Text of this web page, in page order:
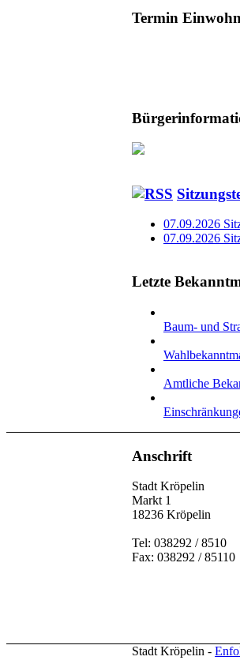
Termin
07.09.2026
07.09.2026
Letzte
Baum- und
Amtliche
Anschrift
Stadt Kröpelin
Markt 1
18236 Kröpelin
Tel: 038292 / 8510
Fax: 038292 / 85110
Stadt Kröpelin -